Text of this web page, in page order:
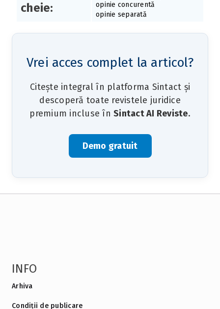
cheie:
opinie concurentă
opinie separată
Vrei acces complet la articol?
Citește integral în platforma Sintact și
descoperă toate revistele juridice
premium incluse în Sintact AI Reviste.
Demo gratuit
INFO
Arhiva
Condiții de publicare